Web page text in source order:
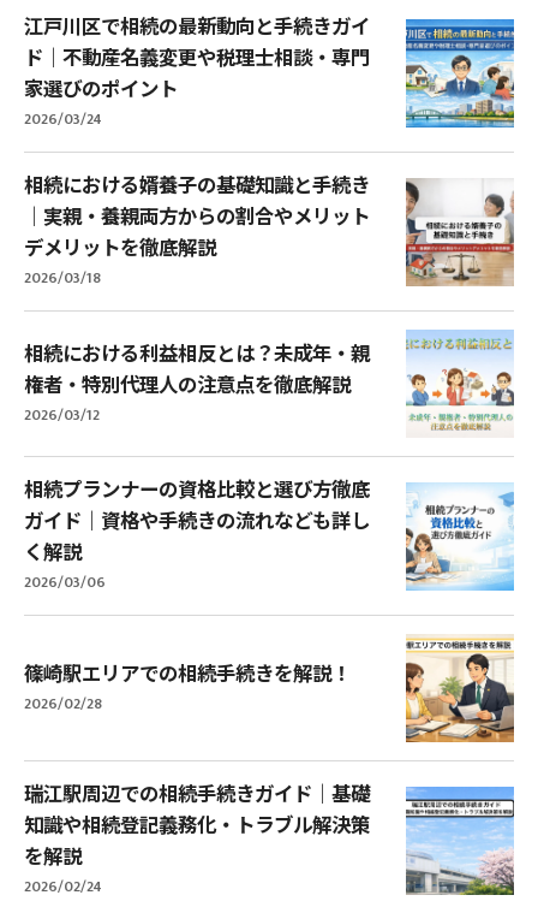
江戸川区で相続の最新動向と手続きガイ
ド｜不動産名義変更や税理士相談・専門
家選びのポイント
2026/03/24
相続における婿養子の基礎知識と手続き
｜実親・養親両方からの割合やメリット
デメリットを徹底解説
2026/03/18
相続における利益相反とは？未成年・親
権者・特別代理人の注意点を徹底解説
2026/03/12
相続プランナーの資格比較と選び方徹底
ガイド｜資格や手続きの流れなども詳し
く解説
2026/03/06
篠崎駅エリアでの相続手続きを解説！
2026/02/28
瑞江駅周辺での相続手続きガイド｜基礎
知識や相続登記義務化・トラブル解決策
を解説
2026/02/24